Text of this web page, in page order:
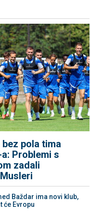
pola tima
Problemi s
zadali
Baždar ima novi klub,
će Evropu